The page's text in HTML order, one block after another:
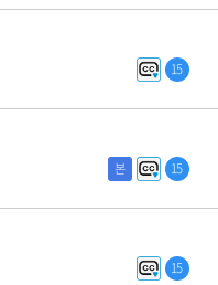
15
본 15
15